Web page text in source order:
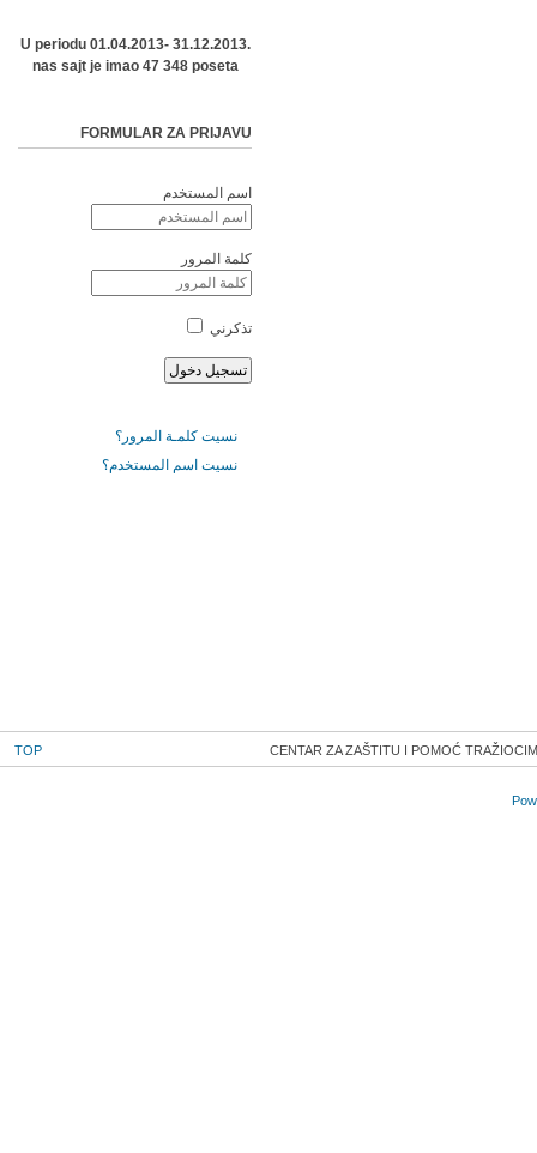
U periodu 01.04.2013- 31.12.2013.
nas sajt je imao 47 348 poseta
FORMULAR ZA PRIJAVU
اسم المستخدم
كلمة المرور
تذكرني
نسيت كلمـة المرور؟
نسيت اسم المستخدم؟
CENTAR ZA ZAŠTITU I POMOĆ
TOP